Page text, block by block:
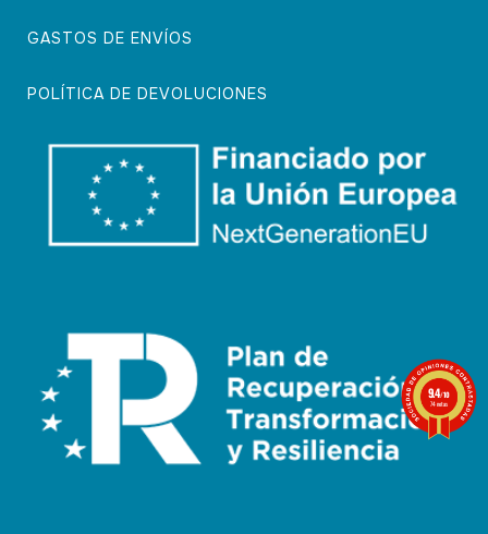
GASTOS DE ENVÍOS
POLÍTICA DE DEVOLUCIONES
9.4/10
74 notas